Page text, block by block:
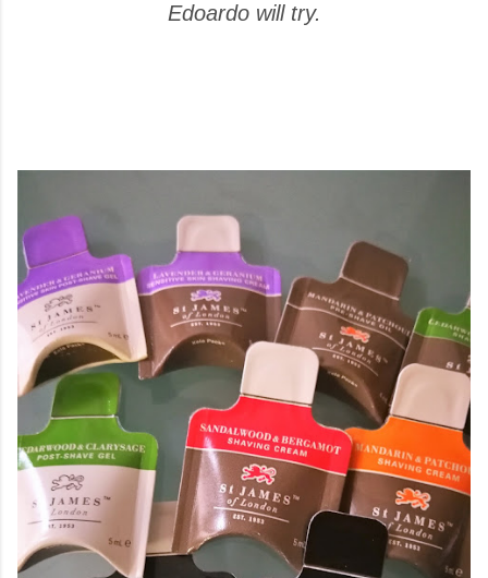
Edoardo will try.